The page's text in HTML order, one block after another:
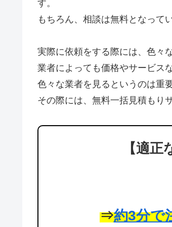
す。
もちろん、相談は無料となって
実際に依頼をする際には、色々
業者によっても価格やサービス
色々な業者を見るというのは重
その際には、無料一括見積もり
【適
⇒約3分で